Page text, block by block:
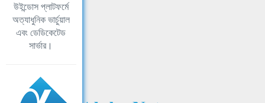
উইন্ডোস প্লাটফর্মে
অত্যাধুনিক ভার্চুয়াল
এবং ডেডিকেটেড
সার্ভার।